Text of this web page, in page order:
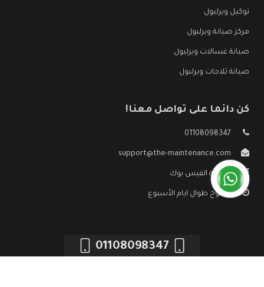
توكيل ويرلبول
مركز صيانة ويرلبول
صيانة غسالات ويرلبول
صيانة ثلاجات ويرلبول
كن دائما على تواصل معنا!
01108098347
support@the-maintenance.com
صفحة الفيس بوك
مفتوح طوال ايام الأسبوع
01108098347